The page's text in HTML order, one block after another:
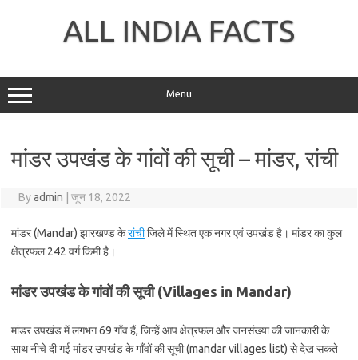
ALL INDIA FACTS
Menu
मांडर उपखंड के गांवों की सूची – मांडर, रांची
Byadmin जून 18, 2022
मांडर (Mandar) झारखण्ड केरांचीजिले में स्थित एक नगर एवं उपखंड है। मांडर का कुल
क्षेत्रफल 242 वर्ग किमी है।
मांडर उपखंड के गांवों की सूची (Villages in Mandar)
मांडर उपखंड में लगभग 69 गाँव हैं, जिन्हें आप क्षेत्रफल और जनसंख्या की जानकारी के
साथ नीचे दी गई मांडर उपखंड के गाँवों की सूची (mandar villages list) से देख सकते